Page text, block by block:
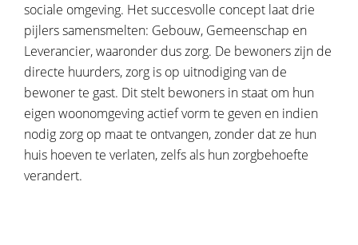
Privacy en nieuwsbrief
Ik ga akkoord met hetprivacybeleid
*Verplichte velden
Privacy en nieuwsbrief
Ik ga akkoord met hetprivacybeleid
*Verplichte velden
sociale omgeving. Het succesvolle concept laat drie
pijlers samensmelten: Gebouw, Gemeenschap en
Leverancier, waaronder dus zorg. De bewoners zijn de
directe huurders, zorg is op uitnodiging van de
bewoner te gast. Dit stelt bewoners in staat om hun
eigen woonomgeving actief vorm te geven en indien
nodig zorg op maat te ontvangen, zonder dat ze hun
huis hoeven te verlaten, zelfs als hun zorgbehoefte
verandert.